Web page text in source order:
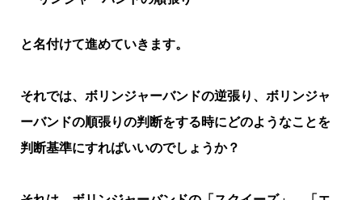
と名付けて進めていきます。
それでは、ボリンジャーバンドの逆張り、ボリンジャ
ーバンドの順張りの判断をする時にどのようなことを
判断基準にすればいいのでしょうか？